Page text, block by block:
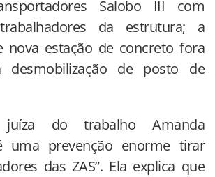
Salobo III com
da estrutura; a
nova estação de concreto fora
de posto de
do trabalho Amanda
uma prevenção enorme tirar
das ZAS”. Ela explica que